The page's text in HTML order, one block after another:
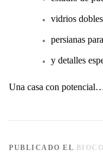
vidrios
persianas
y detalles
Una casa con
PUBLICADO EL